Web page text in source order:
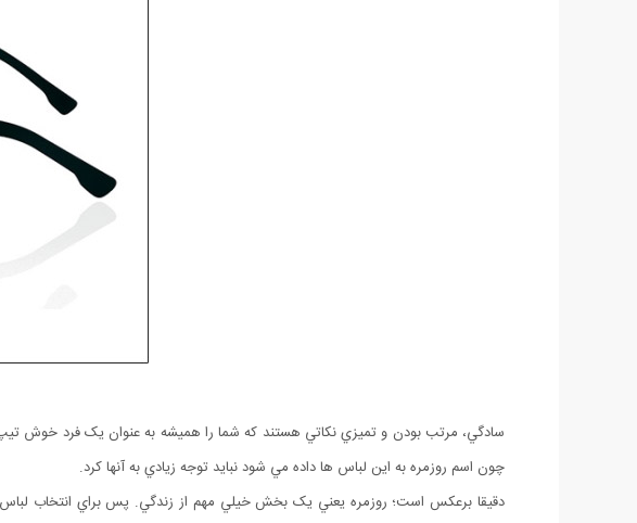
سادگي، مرتب بودن و تميزي نکاتي هستند که شما را هميشه به عنوان يک فرد خوش
چون اسم روزمره به اين لباس ها داده مي شود نبايد توجه زيادي به آنها کرد.
دقيقا برعکس است؛ روزمره يعني يک بخش خيلي مهم از زندگي. پس براي انتخاب